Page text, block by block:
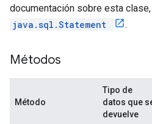
documentación sobre esta
java.sql.Statement
.
Métodos
Método
Tipo de
datos que
devuelve